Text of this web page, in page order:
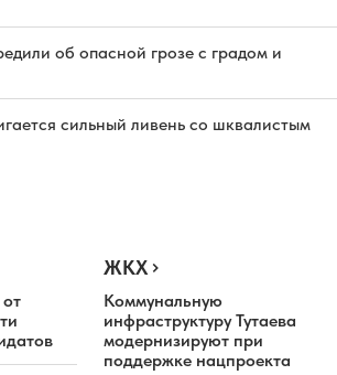
об опасной грозе с градом и
сильный ливень со шквалистым
ЖКХ
Коммунальную
инфраструктуру Тутаева
модернизируют при
поддержке нацпроекта